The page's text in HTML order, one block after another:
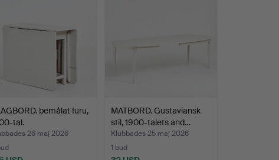
bemålat furu,
tal.
26 maj 2026
MATBORD. Gustaviansk
stil, 1900-talets and…
Klubbades 25 maj 2026
1 bud